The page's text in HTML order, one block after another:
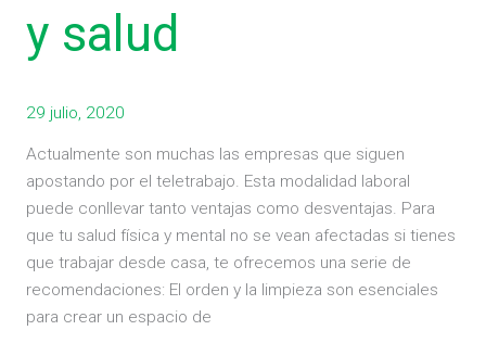
y salud
29 julio, 2020
Actualmente son muchas las empresas que siguen
apostando por el teletrabajo. Esta modalidad laboral
puede conllevar tanto ventajas como desventajas. Para
que tu salud física y mental no se vean afectadas si tienes
que trabajar desde casa, te ofrecemos una serie de
recomendaciones: El orden y la limpieza son esenciales
para crear un espacio de